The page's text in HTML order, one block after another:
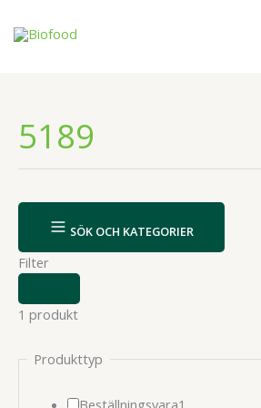
5189
SÖK OCH KATEGORIER
Filter
ELLER
DÖLJ
1 produkt
Produkttyp
Beställningsvara1